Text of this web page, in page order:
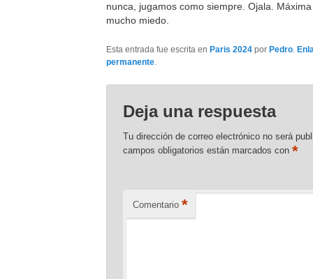
nunca, jugamos como siempre. Ojala.
mucho miedo.
Esta entrada fue escrita en Paris 2024 por Pedro.
permanente.
Deja una respuesta
Tu dirección de correo electrónico no será
campos obligatorios están marcados con*
Comentario *